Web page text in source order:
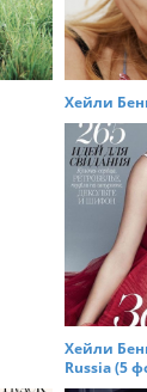
Хейли
Хейли
Russia (5